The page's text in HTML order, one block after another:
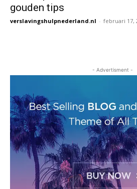
gouden tips
verslavingshulpnederland.nl - februari 17,
- Advertisment -